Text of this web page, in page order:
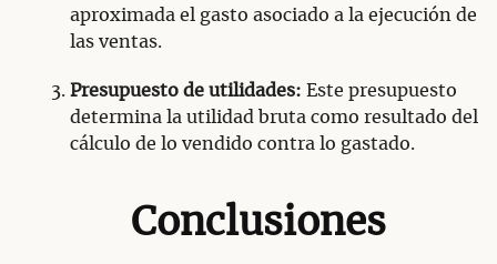
aproximada el gasto asociado a la ejecución de
las ventas.
Presupuesto de utilidades: Este presupuesto
determina la utilidad bruta como resultado del
cálculo de lo vendido contra lo gastado.
Conclusiones